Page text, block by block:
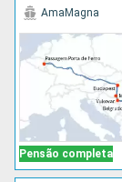
Pensão completa
AmaMagna